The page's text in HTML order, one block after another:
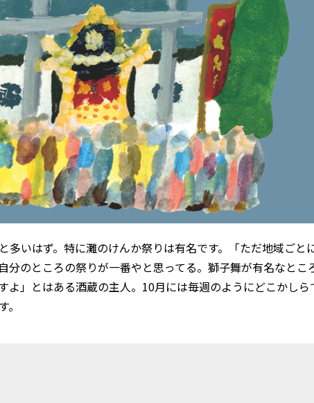
多いはず。特に灘のけんか祭りは有名です。「ただ地域ごと
分のところの祭りが一番やと思ってる。獅子舞が有名なとこ
よ」とはある酒蔵の主人。10月には毎週のようにどこかしら